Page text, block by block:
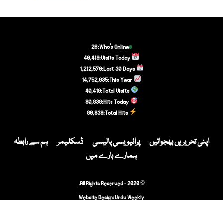
Who's Online:
26
Visits Today:
40,419
Last 30 Days:
1,212,570
14,752,935
Total Visits:
40,419
Hits Today:
80,838
Total Hits:
80,838
اپنی تحریریں بھجوائیں پرائیویسی پالیسی ڈسکلیمر
ہم سے رابطہ
ہمارے بارے میں
© 2020 - All Rights Reserved.
Website Design:Urdu Weekly